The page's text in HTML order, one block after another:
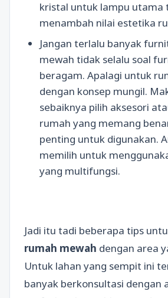
kristal untuk lampu utama
menambah nilai estetika
Jangan terlalu banyak
mewah tidak selalu soal
beragam. Apalagi untuk
dengan konsep mungil.
sebaiknya pilih aksesori
rumah yang memang
penting untuk digunakan.
memilih untuk
yang multifungsi.
Jadi itu tadi beberapa tips
rumah mewah dengan area
Untuk lahan yang sempit ini
banyak berkonsultasi dengan